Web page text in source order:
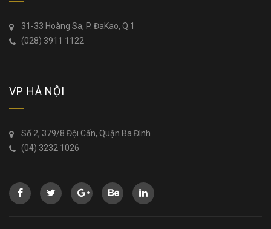
31-33 Hoàng Sa, P. ĐaKao, Q.1
(028) 3911 1122
VP HÀ NỘI
Số 2, 379/8 Đội Cấn, Quận Ba Đình
(04) 3232 1026